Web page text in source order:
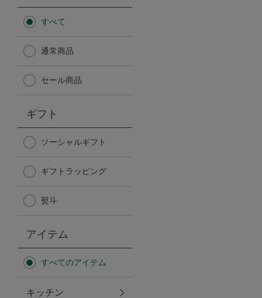
Afternoon Tea TEAROOM
Afternoon Tea TEAROOM
日傘
保冷バッグ
無重力シリーズ
すべて
通常商品
セール商品
ギフト
ソーシャルギフト
ギフトラッピング
熨斗
アイテム
すべてのアイテム
キッチン